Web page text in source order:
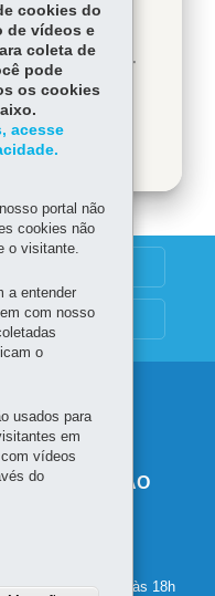
WhatsApp
Imprimir
DA EDUCAÇÃO
sexta-feira, das 8h às 18h
cookies do
de vídeos e
coleta de
pode
os cookies
acesse
portal não
cookies não
o visitante.
a entender
com nosso
o
usados para
em
vídeos
do